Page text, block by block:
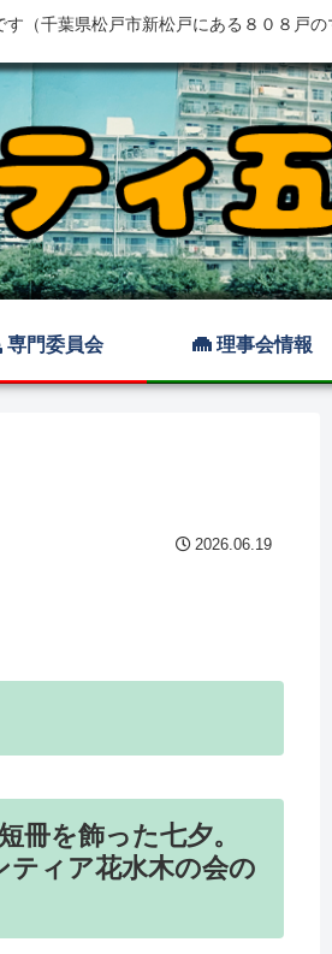
（千葉県松戸市新松戸にある８０８戸の
専門委員会 理事会情報
2026.06.19
を飾った七夕。
ィア花水木の会の